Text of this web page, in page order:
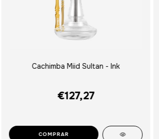
Cachimba Miid Sultan - Ink
€127,27
COMPRAR